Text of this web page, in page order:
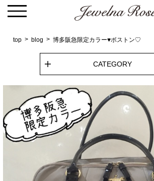
top blog 博多阪急限定カラー♥ボストン♡
CATEGORY